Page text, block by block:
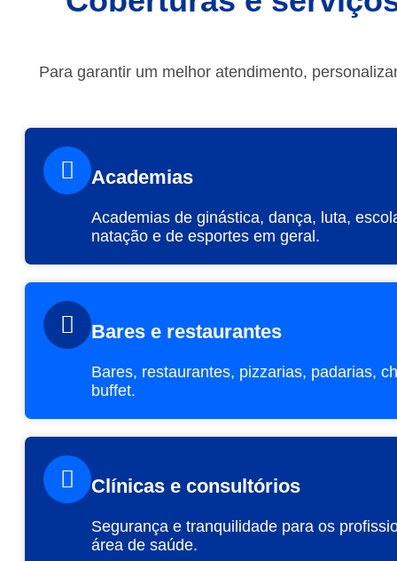
Para garantir um melhor atendimento,
Academias
Academias de ginástica, dança, luta,
natação e de esportes em geral.
Bares e restaurantes
Bares, restaurantes, pizzarias, padarias,
buffet.
Clínicas e consultórios
Segurança e tranquilidade para os
área de saúde.